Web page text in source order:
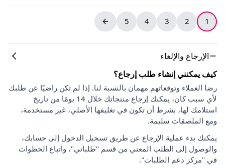
1
2
3
4
5
الإرجاع والإلغاء
كيف يمكنني إنشاء طلب إرجاع؟
رضا العملاء وتوقعاتهم مهمان بالنسبة لنا. إذا لم تكن راضيًا عن طلبك
لأي سبب كان، يمكنك إرجاع منتجاتك خلال 14 يومًا من تاريخ
استلامك لها، بشرط أن تكون في تغليفها الأصلي، غير مستخدمة،
ومع الملصقات سليمة.
يمكنك بدء عملية الإرجاع عن طريق تسجيل الدخول إلى حسابك،
والوصول إلى الطلب المعني من قسم "طلباتي"، واتباع الخطوات
في "مركز دعم الطلبات".